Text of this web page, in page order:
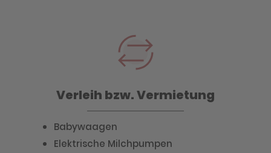
Verleih bzw. Vermietung
Babywaagen
Elektrische Milchpumpen